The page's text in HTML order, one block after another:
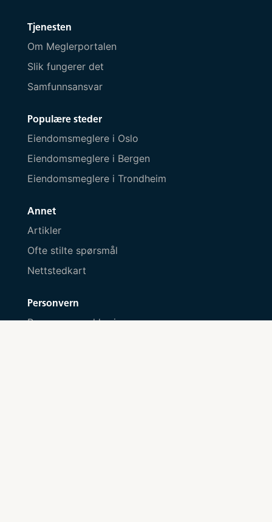
Tjenesten
Om Meglerportalen
Slik fungerer det
Samfunnsansvar
Populære steder
Eiendomsmeglere i Oslo
Eiendomsmeglere i Bergen
Eiendomsmeglere i Trondheim
Annet
Artikler
Ofte stilte spørsmål
Nettstedkart
Personvern
Personvernserklæring